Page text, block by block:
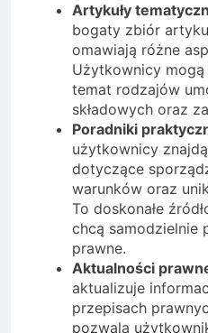
Artykuły
bogaty zbiór
omawiają różne
Użytkownicy
temat rodzajów
składowych oraz
Poradniki
użytkownicy
dotyczące
warunków oraz
To doskonałe
chcą samodzielnie
prawne.
Aktualności
aktualizuje
przepisach
pozwala